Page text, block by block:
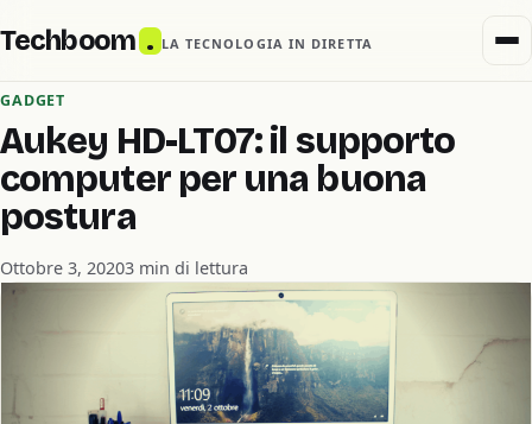
Techboom . LA TECNOLOGIA IN DIRETTA
GADGET
Aukey HD-LT07: il supporto
computer per una buona
postura
Ottobre 3, 20203 min di lettura